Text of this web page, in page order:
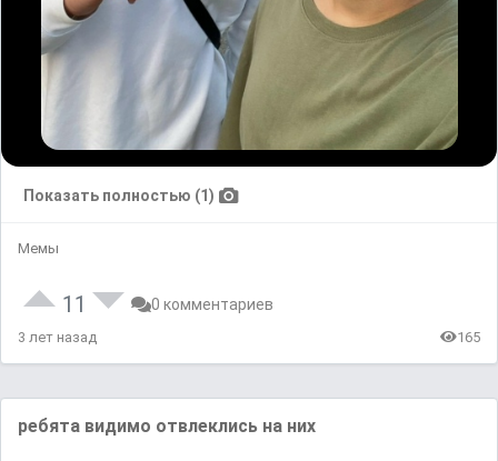
Показать полностью (1)
Мемы
11 0 комментариев
3 лет назад 165
ребята видимо отвлеклись на них